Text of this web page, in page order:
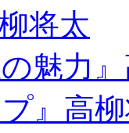
将太
魅力
』高